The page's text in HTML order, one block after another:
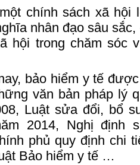
chính sách xã hội
nhân đạo sâu
hội trong chăm sóc
bảo hiểm y tế
văn bản pháp lý
Luật sửa đổi, bổ
2014, Nghị định
phủ quy định chi
Bảo hiểm y tế …